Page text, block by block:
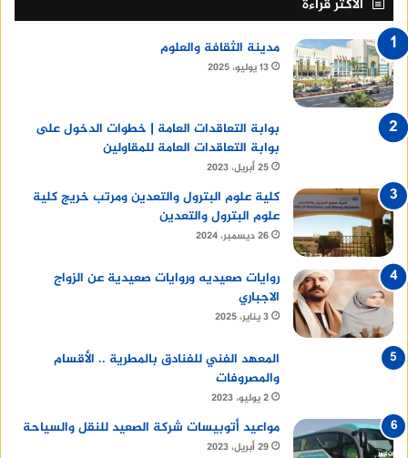
الأكثر قراءة
مدينة الثقافة والعلوم
13 يوليو، 2025
بوابة التعاقدات العامة | خطوات الدخول على
بوابة التعاقدات العامة للمقاولين
25 أبريل، 2023
كلية علوم البترول والتعدين ومرتب خريج كلية
علوم البترول والتعدين
26 ديسمبر، 2024
روايات صعيديه وروايات صعيدية عن الزواج
الاجباري
3 يناير، 2025
المعهد الفني للفنادق بالمطرية .. الأقسام
والمصروفات
2 يوليو، 2023
مواعيد أتوبيسات شركة الصعيد للنقل والسياحة
29 أبريل، 2023